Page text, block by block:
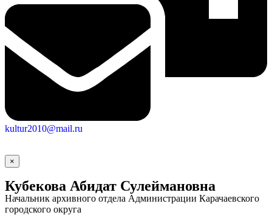
видеоролики
камера
kultur2010@mail.ru
×
Кубекова Абидат Сулеймановна
Начальник архивного отдела Администрации Карачаевского
городского округа